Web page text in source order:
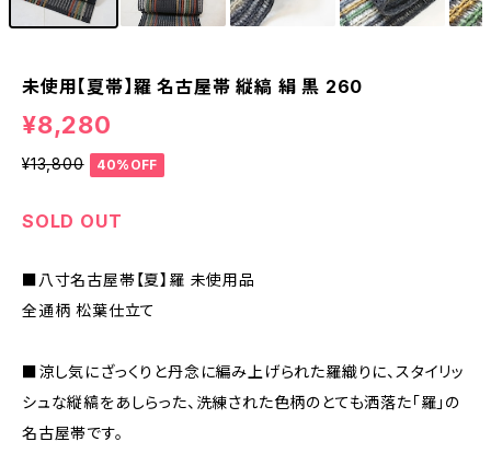
未使用【夏帯】羅 名古屋帯 縦縞 絹 黒 260
¥8,280
¥13,800 40%OFF
SOLD OUT
■八寸名古屋帯【夏】羅 未使用品
全通柄 松葉仕立て
■涼し気にざっくりと丹念に編み上げられた羅織りに、スタイリッ
シュな縦縞をあしらった、洗練された色柄のとても洒落た「羅」の
名古屋帯です。